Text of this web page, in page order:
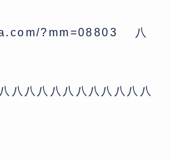
?mm=08803 八
八八八八八八八八八八八